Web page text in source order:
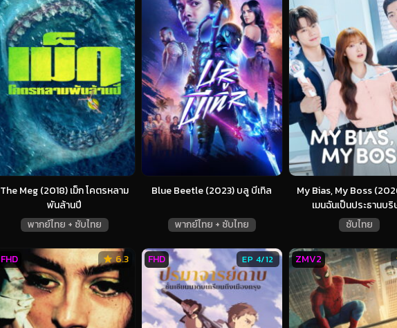
The Meg (2018) เม็ก โคตรหลาม
พันล้านปี
พากย์ไทย + ซับไทย
Blue Beetle (2023) บลู บีเทิล
พากย์ไทย + ซับไทย
My Bias, My Boss
เมนฉันเป็นประธานบริ
ซับไทย
6.3
FHD EP 4/12
FHD ZMV2